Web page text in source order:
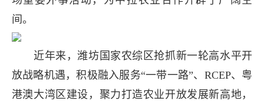
间。
近年来，潍坊国家农综区抢抓新一轮高水平开
放战略机遇，积极融入服务“一带一路”、RCEP、粤
港澳大湾区建设，聚力打造农业开放发展新高地，